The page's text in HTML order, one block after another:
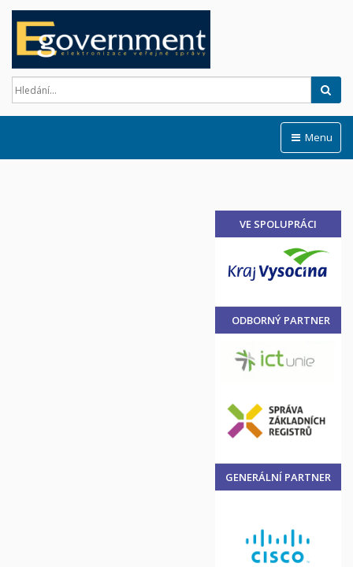
Menu
VE SPOLUPRÁCI
ODBORNÝ PARTNER
GENERÁLNÍ PARTNER